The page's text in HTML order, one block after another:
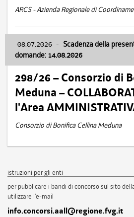
ARCS - Azienda Regionale di
08.07.2026 - Scadenza della
domande: 14.08.2026
298/26 – Consorzio di
Meduna –
l'Area
Consorzio di Bonifica Cellina Meduna
istruzioni per gli enti
per pubblicare i bandi di concorso sul sito
utilizzare l'e-mail
info.concorsi.aall@regione.fvg.it